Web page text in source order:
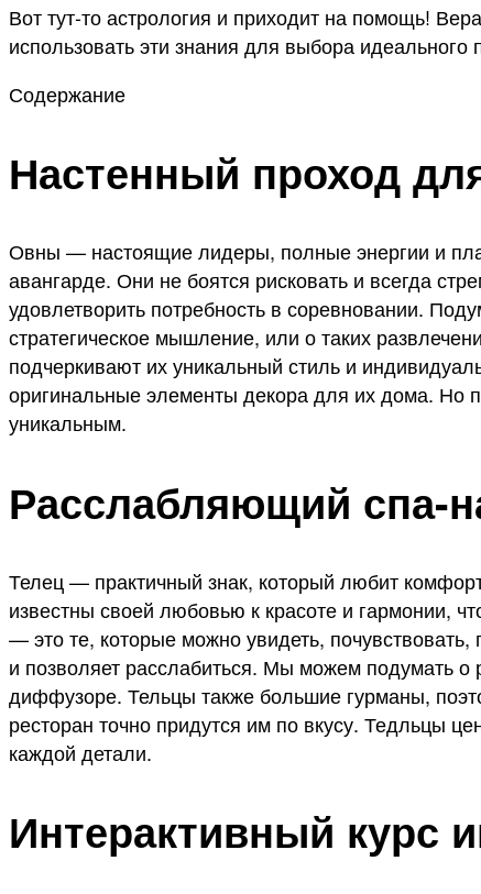
Вот тут-то астрология и приходит на помощь!
использовать эти знания для выбора
Содержание
Настенный проход
Овны — настоящие лидеры, полные энергии и
авангарде. Они не боятся рисковать и всегда
удовлетворить потребность в соревновании.
стратегическое мышление, или о таких
подчеркивают их уникальный стиль и
оригинальные элементы декора для их дома.
уникальным.
Расслабляющий спа-
Телец — практичный знак, который любит
известны своей любовью к красоте и гармонии,
— это те, которые можно увидеть,
и позволяет расслабиться. Мы можем подумать
диффузоре. Тельцы также большие гурманы,
ресторан точно придутся им по вкусу. Тедльцы
каждой детали.
Интерактивный курс